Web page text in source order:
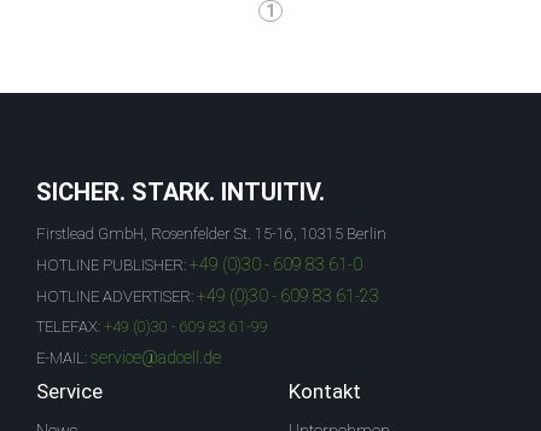
1
SICHER. STARK. INTUITIV.
Firstlead GmbH, Rosenfelder St. 15-16, 10315 Berlin
HOTLINE PUBLISHER: +49 (0)30 - 609 83 61-0
HOTLINE ADVERTISER: +49 (0)30 - 609 83 61-23
TELEFAX: +49 (0)30 - 609 83 61-99
E-MAIL: service@adcell.de
Service Kontakt